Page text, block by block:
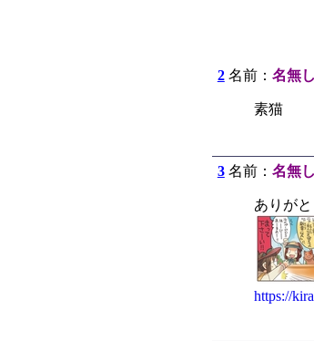
2名前： 名無
素猫
3名前： 名無
ありが
https://